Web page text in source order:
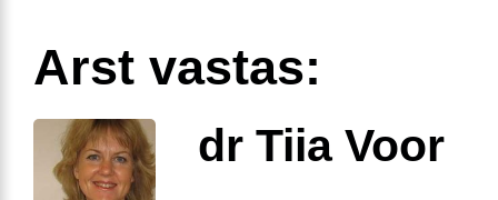
Arst vastas:
dr Tiia Voor